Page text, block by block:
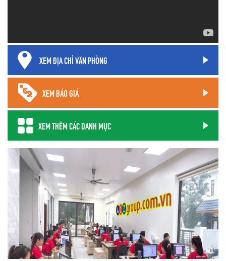
XEM ĐỊA CHỈ VĂN PHÒNG
XEM BÁO GIÁ
XEM THÊM CÁC DANH MỤC